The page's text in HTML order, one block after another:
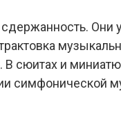
Они
В сюитах и
симфонической